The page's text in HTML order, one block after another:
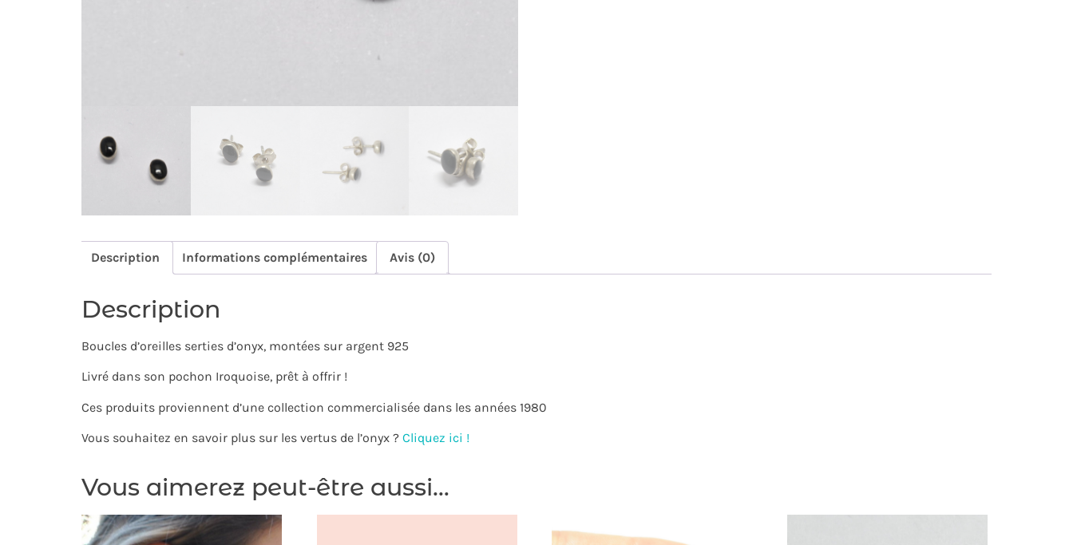
Description Informations complémentaires Avis (0)
Description
Boucles d’oreilles serties d’onyx, montées sur argent 925
Livré dans son pochon Iroquoise, prêt à offrir !
Ces produits proviennent d’une collection commercialisée dans les années 1980
Vous souhaitez en savoir plus sur les vertus de l’onyx ? Cliquez ici !
Vous aimerez peut-être aussi…